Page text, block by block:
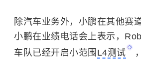
除汽车业务外，小鹏在其他赛
小鹏在业绩电话会上表示，
车队已经开启小范围 L4测试